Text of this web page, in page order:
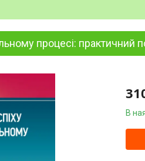
процесі: практичний
В